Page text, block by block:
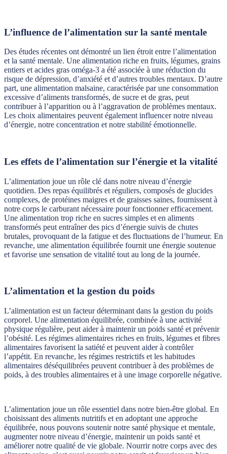
L’influence de l’alimentation sur la santé mentale
Des études récentes ont démontré un lien étroit entre l’alimentation
et la santé mentale. Une alimentation riche en fruits, légumes, grains
entiers et acides gras oméga-3 a été associée à une réduction du
risque de dépression, d’anxiété et d’autres troubles mentaux. D’autre
part, une alimentation malsaine, caractérisée par une consommation
excessive d’aliments transformés, de sucre et de gras, peut
contribuer à l’apparition ou à l’aggravation de problèmes mentaux.
Les choix alimentaires peuvent également influencer notre niveau
d’énergie, notre concentration et notre stabilité émotionnelle.
Les effets de l’alimentation sur l’énergie et la vitalité
L’alimentation joue un rôle clé dans notre niveau d’énergie
quotidien. Des repas équilibrés et réguliers, composés de glucides
complexes, de protéines maigres et de graisses saines, fournissent à
notre corps le carburant nécessaire pour fonctionner efficacement.
Une alimentation trop riche en sucres simples et en aliments
transformés peut entraîner des pics d’énergie suivis de chutes
brutales, provoquant de la fatigue et des fluctuations de l’humeur. En
revanche, une alimentation équilibrée fournit une énergie soutenue
et favorise une sensation de vitalité tout au long de la journée.
L’alimentation et la gestion du poids
L’alimentation est un facteur déterminant dans la gestion du poids
corporel. Une alimentation équilibrée, combinée à une activité
physique régulière, peut aider à maintenir un poids santé et prévenir
l’obésité. Les régimes alimentaires riches en fruits, légumes et fibres
alimentaires favorisent la satiété et peuvent aider à contrôler
l’appétit. En revanche, les régimes restrictifs et les habitudes
alimentaires déséquilibrées peuvent contribuer à des problèmes de
poids, à des troubles alimentaires et à une image corporelle négative.
L’alimentation joue un rôle essentiel dans notre bien-être global. En
choisissant des aliments nutritifs et en adoptant une approche
équilibrée, nous pouvons soutenir notre santé physique et mentale,
augmenter notre niveau d’énergie, maintenir un poids santé et
améliorer notre qualité de vie globale. Nourrir notre corps avec des